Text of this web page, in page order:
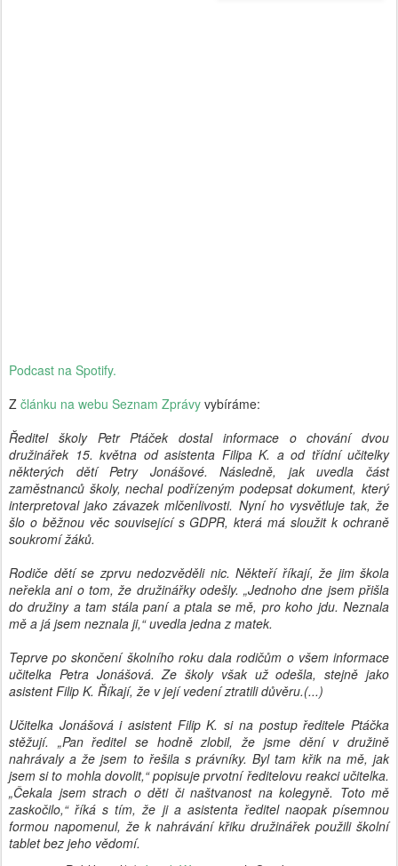
Podcast na Spotify.
Z článku na webu Seznam Zprávy vybíráme:
Ředitel školy Petr Ptáček dostal informace o chování dvou
družinářek 15. května od asistenta Filipa K. a od třídní učitelky
některých dětí Petry Jonášové. Následně, jak uvedla část
zaměstnanců školy, nechal podřízeným podepsat dokument, který
interpretoval jako závazek mlčenlivosti. Nyní ho vysvětluje tak, že
šlo o běžnou věc související s GDPR, která má sloužit k ochraně
soukromí žáků.
Rodiče dětí se zprvu nedozvěděli nic. Někteří říkají, že jim škola
neřekla ani o tom, že družinářky odešly. „Jednoho dne jsem přišla
do družiny a tam stála paní a ptala se mě, pro koho jdu. Neznala
mě a já jsem neznala ji,“ uvedla jedna z matek.
Teprve po skončení školního roku dala rodičům o všem informace
učitelka Petra Jonášová. Ze školy však už odešla, stejně jako
asistent Filip K. Říkají, že v její vedení ztratili důvěru.(...)
Učitelka Jonášová i asistent Filip K. si na postup ředitele Ptáčka
stěžují. „Pan ředitel se hodně zlobil, že jsme dění v družině
nahrávaly a že jsem to řešila s právníky. Byl tam křik na mě, jak
jsem si to mohla dovolit,“ popisuje prvotní ředitelovu reakci učitelka.
„Čekala jsem strach o děti či naštvanost na kolegyně. Toto mě
zaskočilo,“ říká s tím, že ji a asistenta ředitel naopak písemnou
formou napomenul, že k nahrávání křiku družinářek použili školní
tablet bez jeho vědomí.